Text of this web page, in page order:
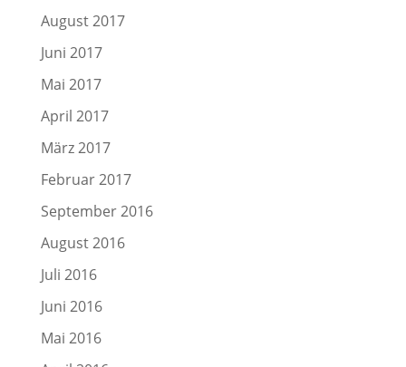
August 2017
Juni 2017
Mai 2017
April 2017
März 2017
Februar 2017
September 2016
August 2016
Juli 2016
Juni 2016
Mai 2016